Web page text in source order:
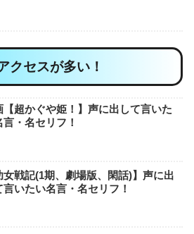
クセスが多い！
【超かぐや姫！】声に出して言いた
言・名セリフ！
女戦記(1期、劇場版、閑話)】声に出
言いたい名言・名セリフ！